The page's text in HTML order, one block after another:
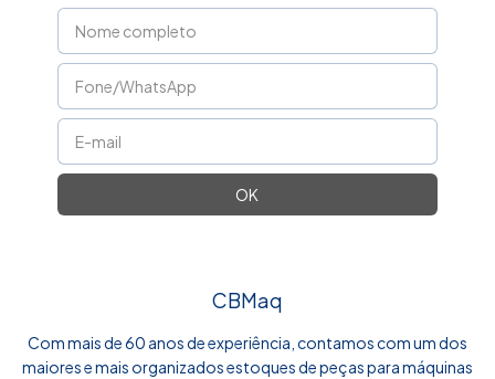
CBMaq
Com mais de 60 anos de experiência, contamos com um dos
maiores e mais organizados estoques de peças para máquinas